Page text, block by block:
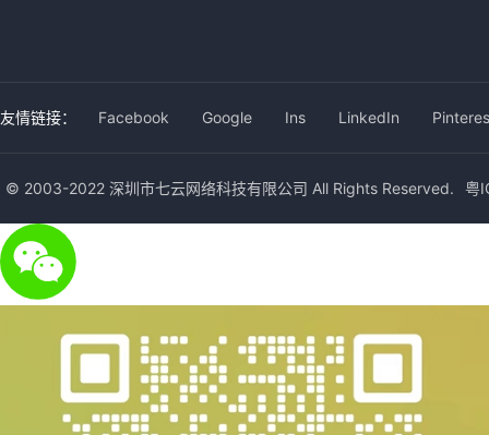
友情链接： Facebook Google Ins LinkedIn
© 2003-2022 深圳市七云网络科技有限公司 All Rights Reserved. 粤